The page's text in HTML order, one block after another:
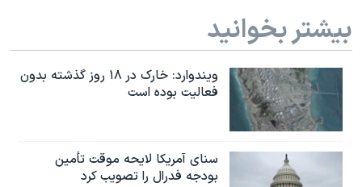
بیشتر بخوانید
ویندوارد: خارک در ۱۸ روز گذشته بدون
فعالیت بوده است
سنای آمریکا لایحه موقت تأمین
بودجه فدرال را تصویب کرد